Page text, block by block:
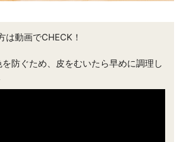
は動画でCHECK！
防ぐため、皮をむいたら早めに調理し